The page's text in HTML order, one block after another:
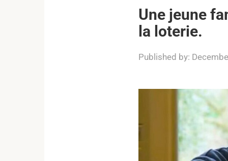
Une jeune
la loterie.
Published by: